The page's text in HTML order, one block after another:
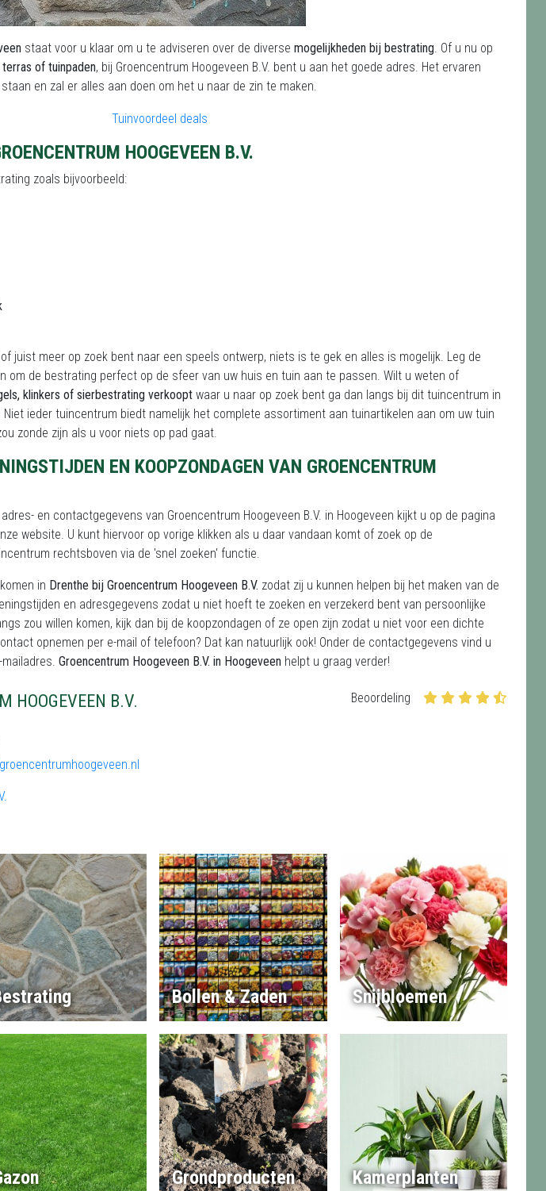
staat voor u klaar om u te adviseren over de diverse mogelijkheden bij bestrating. Of u nu op
of tuinpaden, bij Groencentrum Hoogeveen B.V. bent u aan het goede adres. Het ervaren
en zal er alles aan doen om het u naar de zin te maken.
HOOGEVEEN B.V.
zoals bijvoorbeeld:
juist meer op zoek bent naar een speels ontwerp, niets is te gek en alles is mogelijk. Leg de
om de bestrating perfect op de sfeer van uw huis en tuin aan te passen. Wilt u weten of
klinkers of sierbestrating verkoopt waar u naar op zoek bent ga dan langs bij dit tuincentrum in
ieder tuincentrum biedt namelijk het complete assortiment aan tuinartikelen aan om uw tuin
zonde zijn als u voor niets op pad gaat.
EN KOOPZONDAGEN VAN GROENCENTRUM
en contactgegevens van Groencentrum Hoogeveen B.V. in Hoogeveen kijkt u op de pagina
website. U kunt hiervoor op vorige klikken als u daar vandaan komt of zoek op de
rechtsboven via de 'snel zoeken' functie.
in Drenthe bij Groencentrum Hoogeveen B.V. zodat zij u kunnen helpen bij het maken van de
en adresgegevens zodat u niet hoeft te zoeken en verzekerd bent van persoonlijke
zou willen komen, kijk dan bij de koopzondagen of ze open zijn zodat u niet voor een dichte
opnemen per e-mail of telefoon? Dat kan natuurlijk ook! Onder de contactgegevens vind u
Groencentrum Hoogeveen B.V. in Hoogeveen helpt u graag verder!
HOOGEVEEN B.V. Beoordeling
Bollen & Zaden Snijbloemen
Grondproducten Kamerplanten